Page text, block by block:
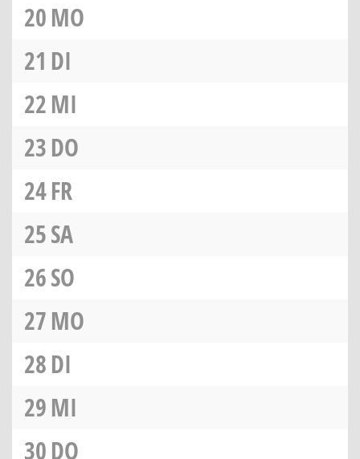
20MO
21 DI
22MI
23DO
24FR
25SA
26SO
27MO
28DI
29MI
30DO